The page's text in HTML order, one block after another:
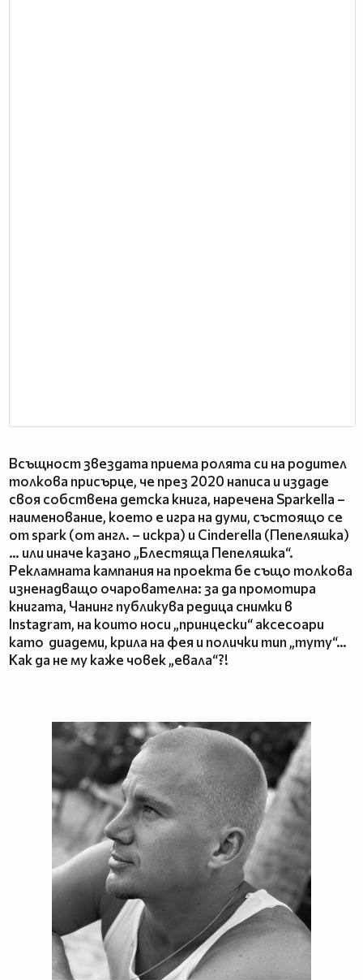
Всъщност звездата приема ролята си на родител
толкова присърце, че през 2020 написа и издаде
своя собствена детска книга, наречена Sparkella –
наименование, което е игра на думи, състоящо се
от spark (от англ. – искра) и Cinderella (Пепеляшка)
… или иначе казано „Блестяща Пепеляшка“.
Рекламната кампания на проекта бе също толкова
изненадващо очарователна: за да промотира
книгата, Чанинг публикува редица снимки в
Instagram, на които носи „принцески“ аксесоари
като диадеми, крила на фея и полички тип „туту“…
Как да не му каже човек „евала“?!